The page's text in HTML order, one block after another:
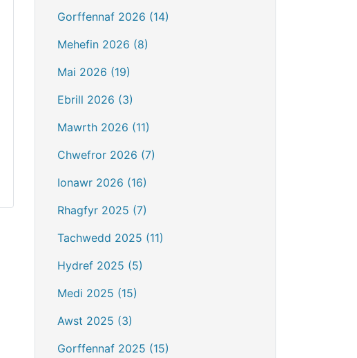
Gorffennaf 2026 (14)
Mehefin 2026 (8)
Mai 2026 (19)
Ebrill 2026 (3)
Mawrth 2026 (11)
Chwefror 2026 (7)
Ionawr 2026 (16)
Rhagfyr 2025 (7)
Tachwedd 2025 (11)
Hydref 2025 (5)
Medi 2025 (15)
Awst 2025 (3)
Gorffennaf 2025 (15)